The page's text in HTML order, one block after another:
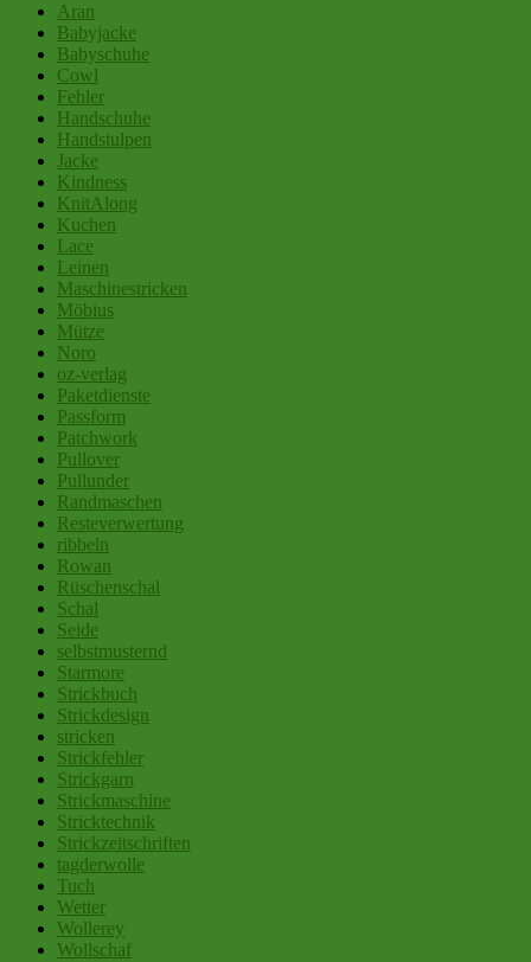
Aran
Babyjacke
Babyschuhe
Cowl
Fehler
Handschuhe
Handstulpen
Jacke
Kindness
KnitAlong
Kuchen
Lace
Leinen
Maschinestricken
Möbius
Mütze
Noro
oz-verlag
Paketdienste
Passform
Patchwork
Pullover
Pullunder
Randmaschen
Resteverwertung
ribbeln
Rowan
Rüschenschal
Schal
Seide
selbstmusternd
Starmore
Strickbuch
Strickdesign
stricken
Strickfehler
Strickgarn
Strickmaschine
Stricktechnik
Strickzeitschriften
tagderwolle
Tuch
Wetter
Wollerey
Wollschaf